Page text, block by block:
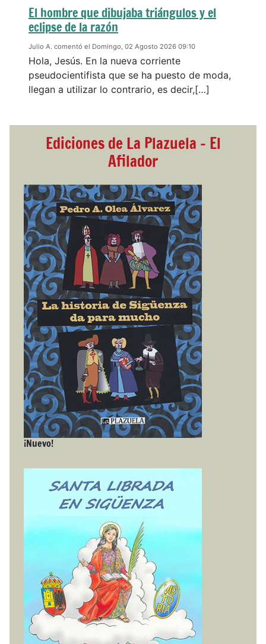
El hombre que dibujaba triángulos y el
eclipse de la razón
Julio A. comentó el Domingo, 02 Agosto 2026 09:10
Hola, Jesús. En la nueva corriente
pseudocientifista que se ha puesto de moda,
llegan a utilizar lo contrario, es decir,[…]
Ediciones de La Plazuela - El
Afilador
¡Nuevo!